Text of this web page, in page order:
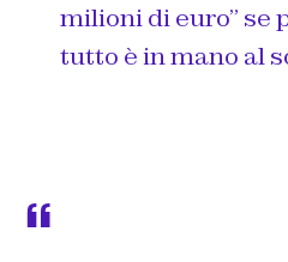
milioni di euro” se
tutto è in mano al